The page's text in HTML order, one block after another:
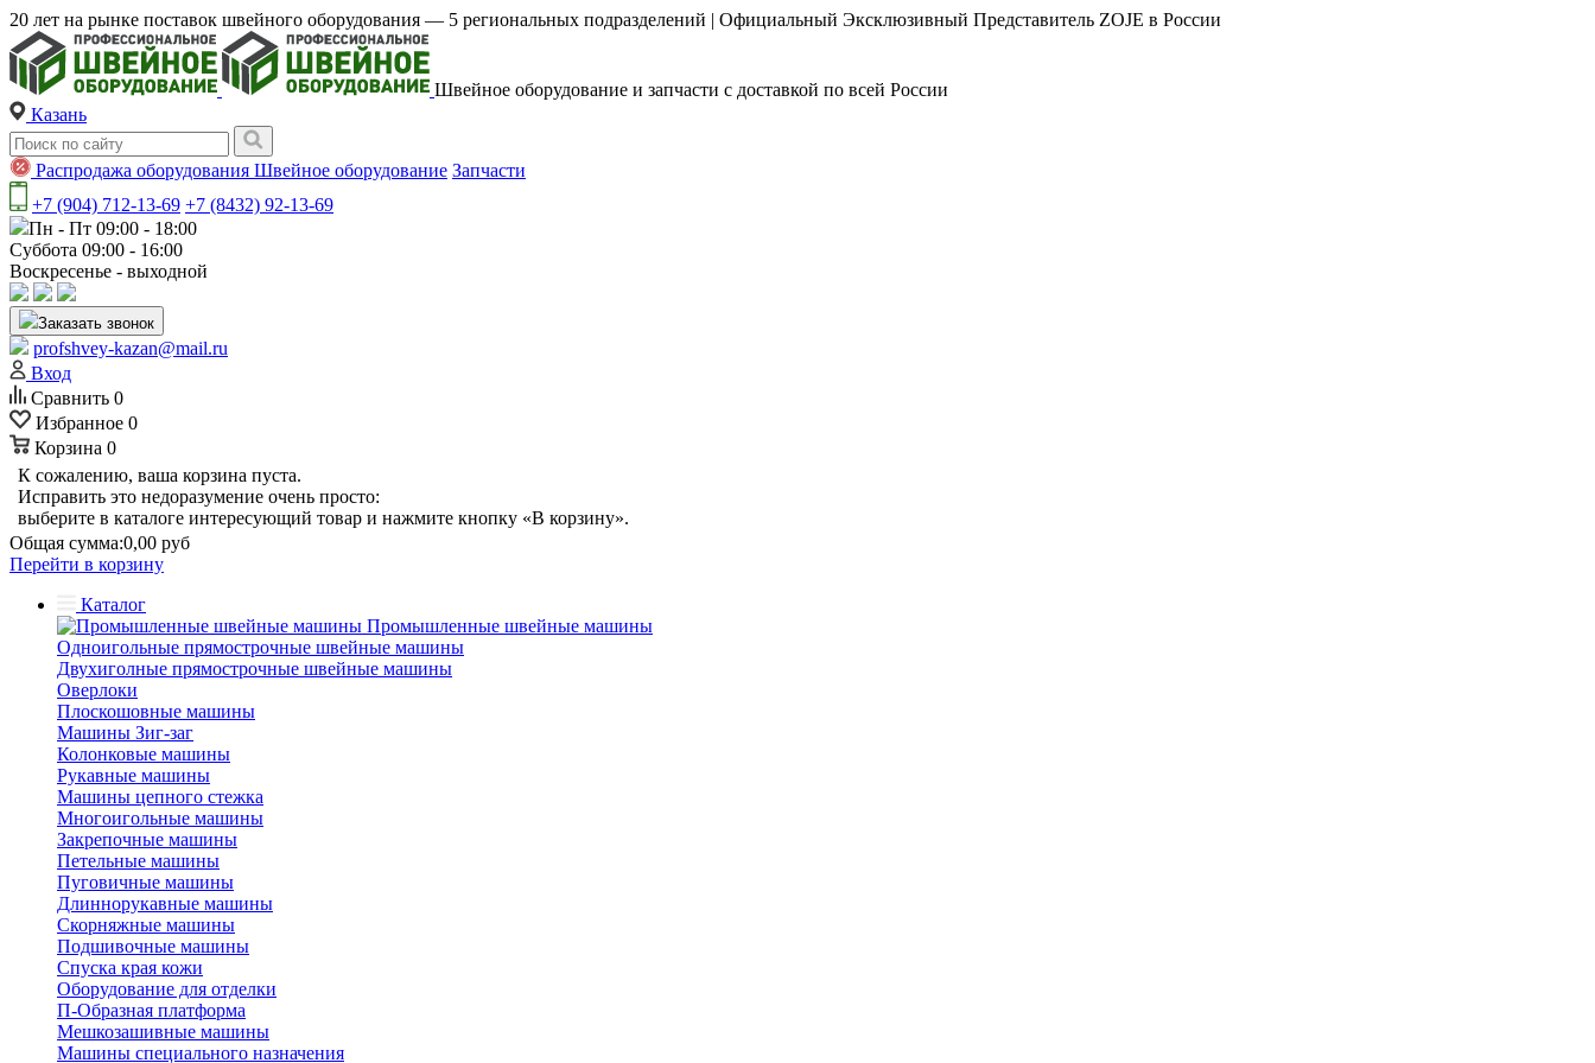
20 лет на рынке поставок швейного оборудования — 5 региональных подразделений | Официальный Эксклюзивный Представитель ZOJE в России
Швейное оборудование и запчасти с доставкой по всей России
Казань
Распродажа оборудования Швейное оборудование Запчасти
+7 (904) 712-13-69 +7 (8432) 92-13-69
Пн - Пт 09:00 - 18:00
Суббота 09:00 - 16:00
Воскресенье - выходной
Заказать звонок
profshvey-kazan@mail.ru
Вход
Сравнить 0
Избранное 0
Корзина 0
К сожалению, ваша корзина пуста.
Исправить это недоразумение очень просто:
выберите в каталоге интересующий товар и нажмите кнопку «В корзину».
Общая сумма:0,00 руб
Перейти в корзину
Каталог
Промышленные швейные машины
Одноигольные прямострочные швейные машины
Двухиголные прямострочные швейные машины
Оверлоки
Плоскошовные машины
Машины Зиг-заг
Колонковые машины
Рукавные машины
Машины цепного стежка
Многоигольные машины
Закрепочные машины
Петельные машины
Пуговичные машины
Длиннорукавные машины
Скорняжные машины
Подшивочные машины
Спуска края кожи
Оборудование для отделки
П-Образная платформа
Мешкозашивные машины
Машины специального назначения